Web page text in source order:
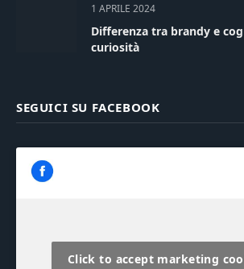
1 APRILE 2024
Differenza tra brandy e
curiosità
SEGUICI SU FACEBOOK
Click to accept marketing